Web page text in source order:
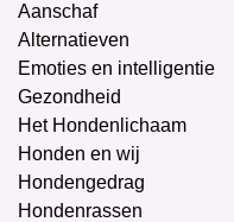
Aanschaf
Alternatieven
Emoties en intelligentie
Gezondheid
Het Hondenlichaam
Honden en wij
Hondengedrag
Hondenrassen